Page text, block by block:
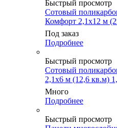
Быстрый просмотр
Сотовый
Комфорт 2,1х12 м
Под заказ
Подробнее
Быстрый просмотр
Сотовый
2,1х6 м (12,6 кв.м)
Много
Подробнее
Быстрый просмотр